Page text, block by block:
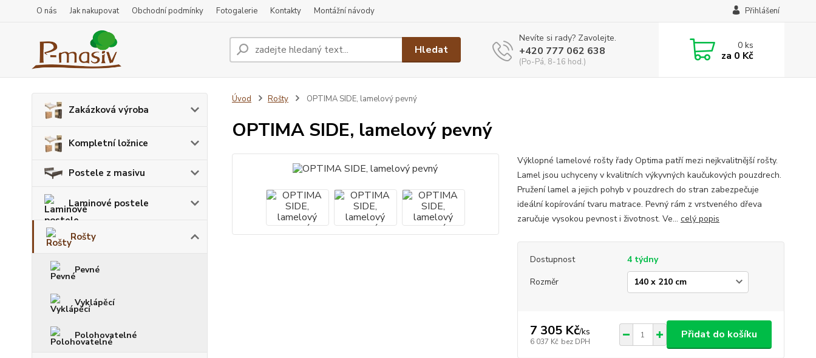
O nás Jak nakupovat Obchodní podmínky Fotogalerie Kontakty Montážní návody Přihlášení
Hledat
Nevíte si rady? Zavolejte.
+420 777 062 638
(Po-Pá, 8-16 hod.)
0ks
za 0 Kč
Zakázková výroba
Kompletní ložnice
Postele z masivu
Laminové postele
Rošty
Pevné
Vyklápěcí
Polohovatelné
Úvod Rošty OPTIMA SIDE, lamelový pevný
OPTIMA SIDE, lamelový pevný
Výklopné lamelové rošty řady Optima patří mezi nejkvalitnější rošty.
Lamel jsou uchyceny v kvalitních výkyvných kaučukových pouzdrech.
Pružení lamel a jejich pohyb v pouzdrech do stran zabezpečuje
ideální kopírování tvaru matrace. Pevný rám z vrstveného dřeva
zaručuje vysokou pevnost i životnost. Ve... celý popis
Dostupnost
4 týdny
Rozměr
7 305 Kč/ks
6 037 Kč bez DPH
Přidat do košíku